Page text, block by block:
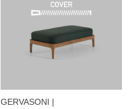
GERVASONI |